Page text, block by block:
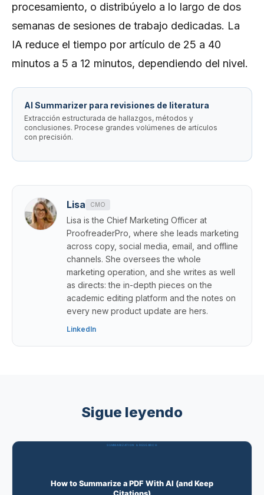
procesamiento, o distribúyelo a lo largo de dos
semanas de sesiones de trabajo dedicadas. La
IA reduce el tiempo por artículo de 25 a 40
minutos a 5 a 12 minutos, dependiendo del nivel.
AI Summarizer para revisiones de literatura
Extracción estructurada de hallazgos, métodos y
conclusiones. Procese grandes volúmenes de artículos
con precisión.
Lisa CMO
Lisa is the Chief Marketing Officer at
ProofreaderPro, where she leads marketing
across copy, social media, email, and offline
channels. She oversees the whole
marketing operation, and she writes as well
as directs: the in-depth pieces on the
academic editing platform and the notes on
every new product update are hers.
LinkedIn
Sigue leyendo